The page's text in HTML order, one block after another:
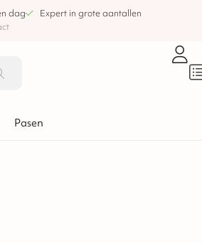
dag
Expert in grote aantallen
Pasen